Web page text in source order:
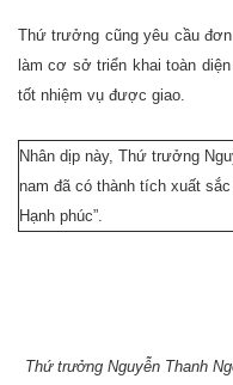
Thứ trưởng cũng yêu cầu
làm cơ sở triển khai toàn
tốt nhiệm vụ được giao.
Nhân dịp này, Thứ trưởng
nam đã có thành tích xuất
Hạnh phúc”.
Thứ trưởng Nguyễn Thanh